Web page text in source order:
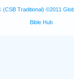
(CSB Traditional) ©2011
Bible Hub